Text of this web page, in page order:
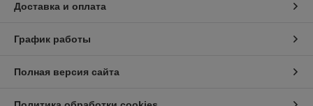
Доставка и оплата
График работы
Полная версия сайта